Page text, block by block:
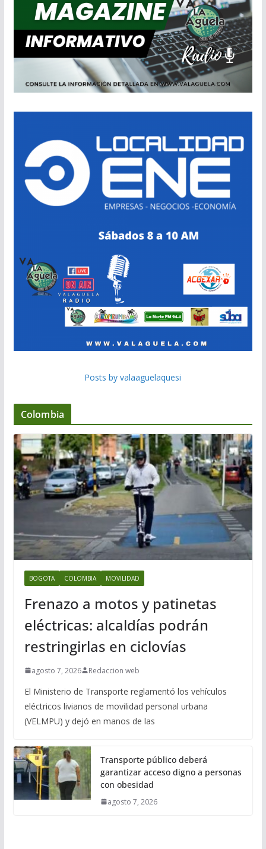
Posts by valaaguelaquesi
Colombia
BOGOTA COLOMBIA MOVILIDAD
Frenazo a motos y patinetas
eléctricas: alcaldías podrán
restringirlas en ciclovías
agosto 7, 2026 Redaccion web
El Ministerio de Transporte reglamentó los vehículos
eléctricos livianos de movilidad personal urbana
(VELMPU) y dejó en manos de las
Transporte público deberá
garantizar acceso digno a personas
con obesidad
agosto 7, 2026